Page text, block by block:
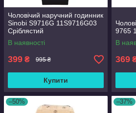
Чоловічий наручний годинник
Sinobi S9716G 11S9716G03
Сріблястий
В наявності
399 ₴ 995 ₴
Купити
9765
В
369
–50% –37%